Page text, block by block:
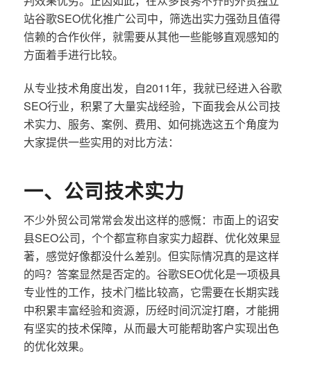
站谷歌SEO优化推广公司中，筛选出实力强劲且值得
信赖的合作伙伴，就需要从其他一些能够直观感知的
方面着手进行比较。
从专业技术角度出发，自2011年，我就已经进入谷歌
SEO行业，积累了大量实战经验，下面我会从公司技
术实力、服务、案例、费用、如何挑选这五个角度为
大家提供一些实用的对比方法：
一、公司技术实力
不少外贸公司常常会发出这样的感慨：市面上的诏安
县SEO公司，个个都宣称自家实力超群、优化效果显
著，感觉好像都没什么差别。但实际情况真的是这样
的吗？答案显然是否定的。谷歌SEO优化是一项极具
专业性的工作，技术门槛比较高，它需要在长期实践
中积累丰富经验和资源，历经时间沉淀打磨，才能拥
有坚实的技术保障，从而最大可能帮助客户实现出色
的优化效果。